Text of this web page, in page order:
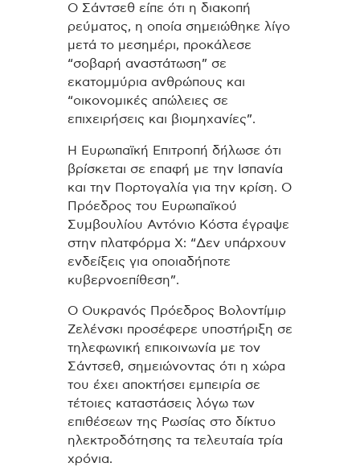
Ο Σάντσεθ είπε ότι η διακοπή
ρεύματος, η οποία σημειώθηκε λίγο
μετά το μεσημέρι, προκάλεσε
“σοβαρή αναστάτωση” σε
εκατομμύρια ανθρώπους και
“οικονομικές απώλειες σε
επιχειρήσεις και βιομηχανίες”.
Η Ευρωπαϊκή Επιτροπή δήλωσε ότι
βρίσκεται σε επαφή με την Ισπανία
και την Πορτογαλία για την κρίση. Ο
Πρόεδρος του Ευρωπαϊκού
Συμβουλίου Αντόνιο Κόστα έγραψε
στην πλατφόρμα X: “Δεν υπάρχουν
ενδείξεις για οποιαδήποτε
κυβερνοεπίθεση”.
Ο Ουκρανός Πρόεδρος Βολοντίμιρ
Ζελένσκι προσέφερε υποστήριξη σε
τηλεφωνική επικοινωνία με τον
Σάντσεθ, σημειώνοντας ότι η χώρα
του έχει αποκτήσει εμπειρία σε
τέτοιες καταστάσεις λόγω των
επιθέσεων της Ρωσίας στο δίκτυο
ηλεκτροδότησης τα τελευταία τρία
χρόνια.